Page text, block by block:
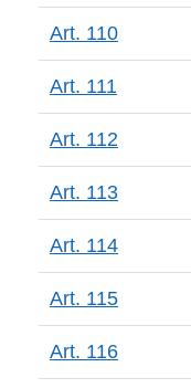
Art. 110
Art. 111
Art. 112
Art. 113
Art. 114
Art. 115
Art. 116